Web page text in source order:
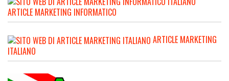
ARTICLE MARKETING INFORMATICO
ARTICLE MARKETING
ITALIANO